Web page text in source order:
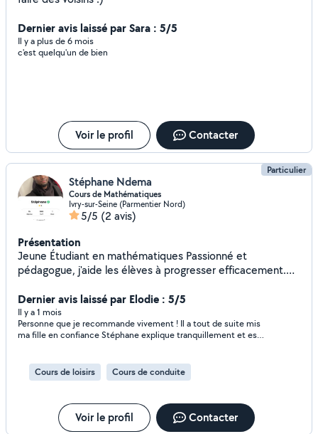
Dernier avis laissé par Sara : 5/5
Il y a plus de 6 mois
c'est quelqu'un de bien
Voir le profil Contacter
Particulier
Stéphane Ndema
Cours de Mathématiques
Ivry-sur-Seine (Parmentier Nord)
5/5 (2 avis)
Présentation
Jeune Étudiant en mathématiques Passionné et
pédagogue, j'aide les élèves à progresser efficacement.
et la réussite aux examens. Avec patience et méthode,
j'assure des progrès visibles et durables à domicile.
Dernier avis laissé par Elodie : 5/5
Il y a 1 mois
Personne que je recommande vivement ! Il a tout de suite mis
ma fille en confiance Stéphane explique tranquillement et est
Cours de loisirs
Cours de conduite
Voir le profil Contacter